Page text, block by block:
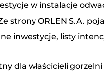
w instalacje
strony ORLEN S.A.
inwestycje, listy
dla właścicieli